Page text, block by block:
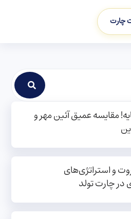
چارت
مقایسه عمیق آئین مهر و
و استراتژی‌های
در چارت تولد